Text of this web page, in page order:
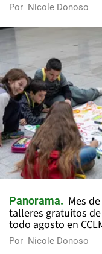
Por Nicole Donoso
Panorama
Mes
talleres gratuitos
todo agosto en
Por Nicole Donoso